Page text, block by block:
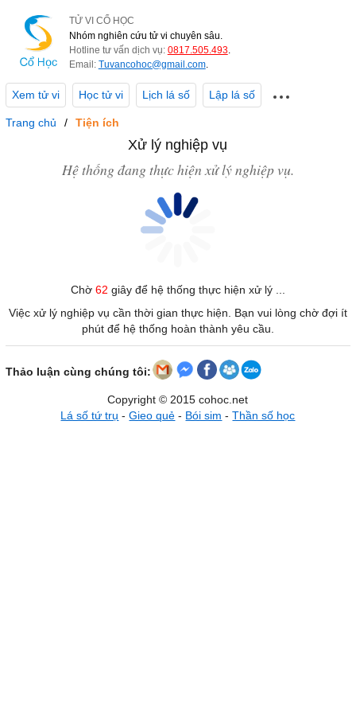
TỬ VI CỔ HỌC
Nhóm nghiên cứu tử vi chuyên sâu.
Hotline tư vấn dịch vụ: 0817.505.493.
Email: Tuvancohoc@gmail.com.
Xem tử vi Học tử vi Lịch lá số Lập lá số
Trang chủ Tiện ích
Xử lý nghiệp vụ
Hệ thống đang thực hiện xử lý nghiệp vụ.
Chờ 62 giây để hệ thống thực hiện xử lý ...
Việc xử lý nghiệp vụ cần thời gian thực hiện. Bạn vui lòng chờ đợi ít
phút để hệ thống hoàn thành yêu cầu.
Thảo luận cùng chúng tôi:
Copyright © 2015 cohoc.net
Lá số tứ trụ -Gieo quẻ - Bói sim -Thần số học